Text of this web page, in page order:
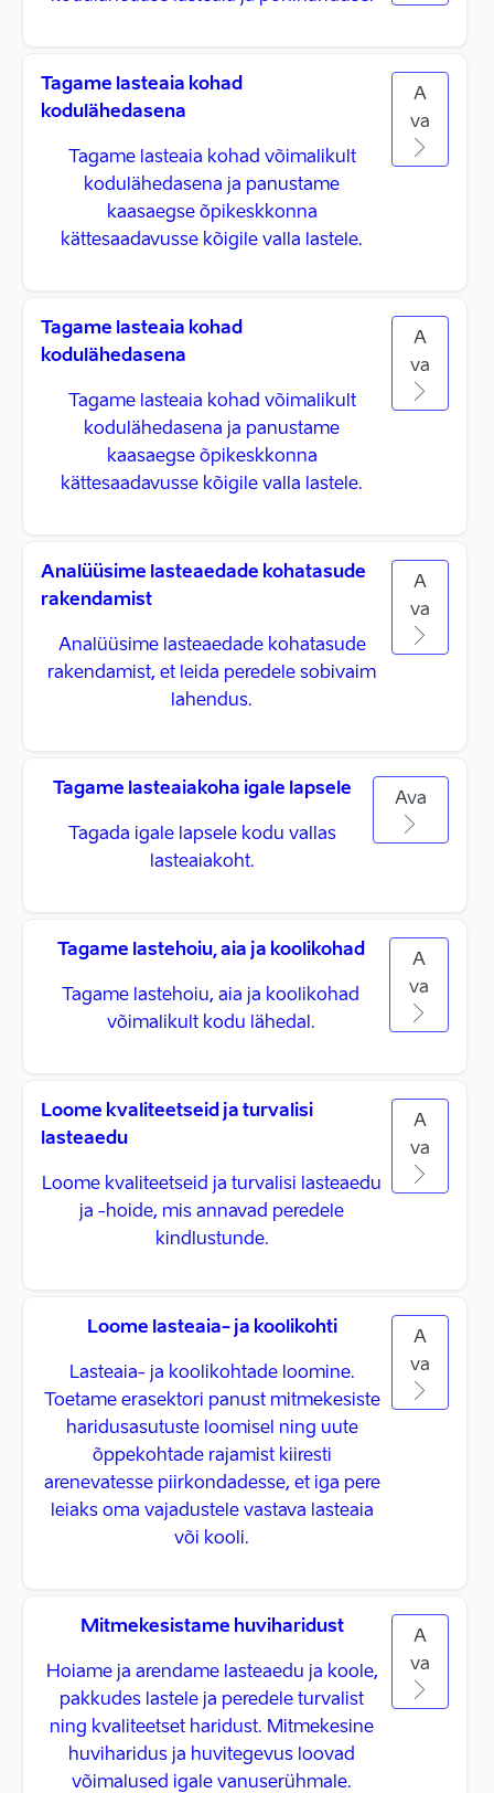
Tagame lasteaia kohad
kodulähedasena
Tagame lasteaia kohad võimalikult
kodulähedasena ja panustame
kaasaegse õpikeskkonna
kättesaadavusse kõigile valla lastele.
A
va
Tagame lasteaia kohad
kodulähedasena
Tagame lasteaia kohad võimalikult
kodulähedasena ja panustame
kaasaegse õpikeskkonna
kättesaadavusse kõigile valla lastele.
A
va
Analüüsime lasteaedade kohatasude
rakendamist
Analüüsime lasteaedade kohatasude
rakendamist, et leida peredele sobivaim
lahendus.
A
va
Tagame lasteaiakoha igale lapsele
Tagada igale lapsele kodu vallas
lasteaiakoht.
Ava
Tagame lastehoiu, aia ja koolikohad
Tagame lastehoiu, aia ja koolikohad
võimalikult kodu lähedal.
A
va
Loome kvaliteetseid ja turvalisi
lasteaedu
Loome kvaliteetseid ja turvalisi lasteaedu
ja -hoide, mis annavad peredele
kindlustunde.
A
va
Loome lasteaia- ja koolikohti
Lasteaia- ja koolikohtade loomine.
Toetame erasektori panust mitmekesiste
haridusasutuste loomisel ning uute
õppekohtade rajamist kiiresti
arenevatesse piirkondadesse, et iga pere
leiaks oma vajadustele vastava lasteaia
või kooli.
A
va
Mitmekesistame huviharidust
Hoiame ja arendame lasteaedu ja koole,
pakkudes lastele ja peredele turvalist
ning kvaliteetset haridust. Mitmekesine
huviharidus ja huvitegevus loovad
võimalused igale vanuserühmale.
A
va